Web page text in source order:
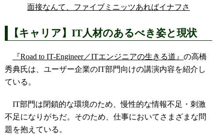
面接なんて、ファイブミニッツあればイナフさ
【キャリア】IT人材のあるべき姿と現状
『Road to IT-Engineer／ITエンジニアの生きる道』 の高橋
秀典氏は、ユーザー企業のIT部門向けの講演内容を紹介し
ている。
IT部門は閉鎖的な環境のため、慢性的な情報不足・刺激
不足になりがちだ。そのため、仕事においてさまざまな問
題を抱えている。